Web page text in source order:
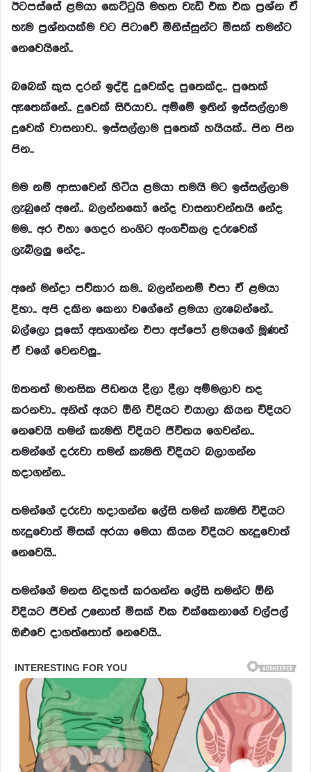
ඊටපස්සේ ළමයා කෙට්ටුයි මහත වැඩි එක එක ප්‍රශ්න ඒ
හැම ප්‍රශ්නයක්ම වට පිටාවේ මිනිස්සුන්ට මිසක් තමන්ට
නෙවෙයිනේ..
බබෙක් කුස දරන් ඉද්දි දුවෙක්ද පුතෙක්ද.. පුතෙක්
ඇතෙක්නේ.. දුවෙක් සිරියාව.. අම්මේ ඉතින් ඉස්සල්ලාම
දුවෙක් වාසනාව.. ඉස්සල්ලාම පුතෙක් හයියක්.. පින පින
පින..
මම නම් ආසාවෙන් හිටිය ළමයා තමයි මට ඉස්සල්ලාම
ලැබුනේ අනේ.. බලන්නකෝ නේද වාසනාවන්තයි නේද
මම.. අර එහා ගෙදර නංගිට අංගවිකල දරුවෙක්
ලැබිලලු නේද..
අනේ මන්දා පව්කාර කම.. බලන්නනම් එපා ඒ ළමයා
දිහා.. අපි දකින කෙනා වගේනේ ළමයා ලැබෙන්නේ..
බල්ලො පූසෝ අතගාන්න එපා අප්පෝ ළමයගේ මූණත්
ඒ වගේ වෙනවලු..
ඔතනත් මානසික පීඩනය දීලා දීලා අම්මලාව තද
කරනවා.. අනිත් අයට ඕනි විදියට එයාලා කියන විදියට
නෙවෙයි තමන් කැමති විදියට ජීවිතය ගෙවන්න..
තමන්ගේ දරුවා තමන් කැමති විදියට බලාගන්න
හදාගන්න..
තමන්ගේ දරුවා හදාගන්න ලේසි තමන් කැමති විදියට
හැදුවොත් මිසක් අරයා මෙයා කියන විදියට හැදුවොත්
නෙවෙයි..
තමන්ගේ මනස නිදහස් කරගන්න ලේසි තමන්ට ඕනි
විදියට ජීවත් උනොත් මිසක් එක එක්කෙනාගේ වල්පල්
ඔළුවෙ දාගත්තොත් නෙවෙයි..